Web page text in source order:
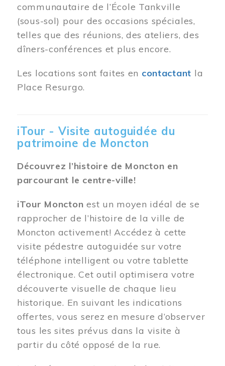
communautaire de l’École Tankville
(sous-sol) pour des occasions spéciales,
telles que des réunions, des ateliers, des
dîners-conférences et plus encore.
Les locations sont faites en contactant la
Place Resurgo.
iTour - Visite autoguidée du
patrimoine de Moncton
Découvrez l’histoire de Moncton en
parcourant le centre-ville!
iTour Moncton est un moyen idéal de se
rapprocher de l’histoire de la ville de
Moncton activement! Accédez à cette
visite pédestre autoguidée sur votre
téléphone intelligent ou votre tablette
électronique. Cet outil optimisera votre
découverte visuelle de chaque lieu
historique. En suivant les indications
offertes, vous serez en mesure d’observer
tous les sites prévus dans la visite à
partir du côté opposé de la rue.